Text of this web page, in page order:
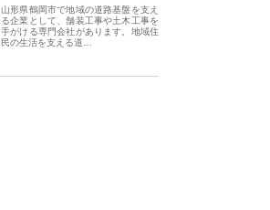
山形県鶴岡市で地域の道路基盤を支え
る企業として、舗装工事や土木工事を
手がける専門会社があります。地域住
民の生活を支える道…